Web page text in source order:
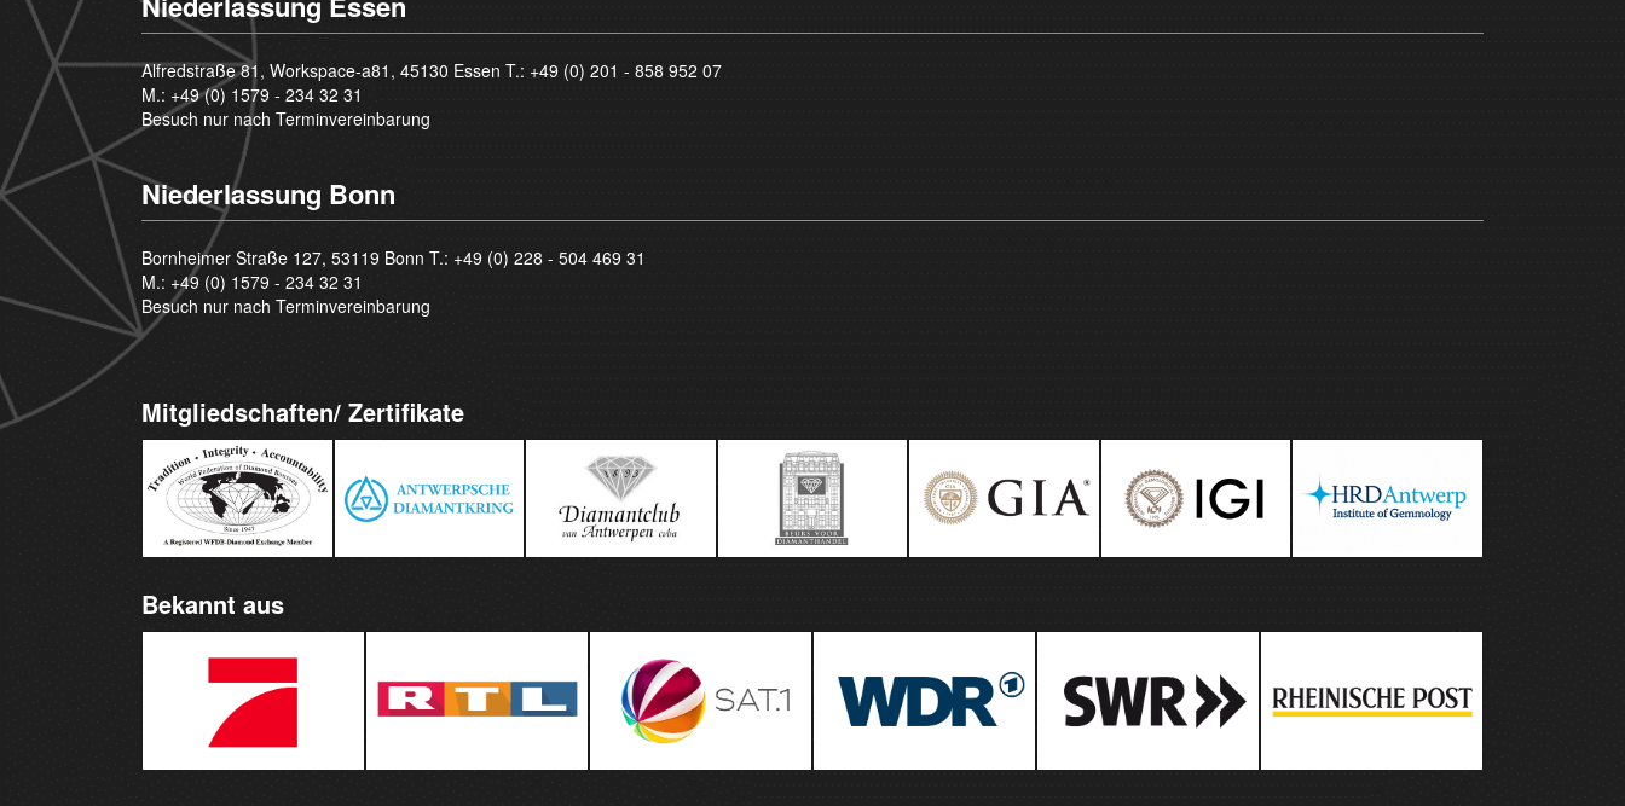
Alfredstraße 81, Workspace-a81, 45130 Essen T.: +49 (0) 201 - 858 952 07
M.: +49 (0) 1579 - 234 32 31
Besuch nur nach Terminvereinbarung
Niederlassung Bonn
Bornheimer Straße 127, 53119 Bonn T.: +49 (0) 228 - 504 469 31
M.: +49 (0) 1579 - 234 32 31
Besuch nur nach Terminvereinbarung
Mitgliedschaften/ Zertifikate
Bekannt aus